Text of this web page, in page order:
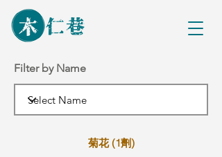
Filter by Name
菊花 (1劑)